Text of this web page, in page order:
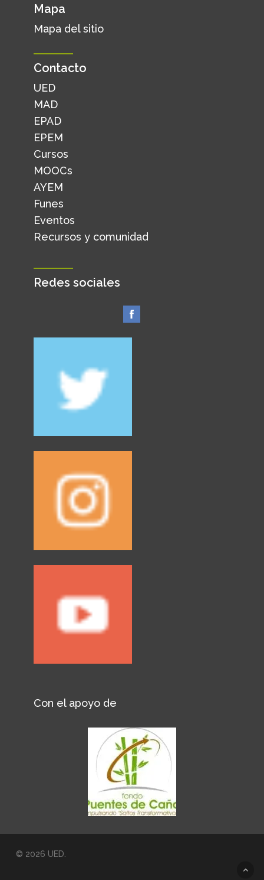
Mapa
Mapa del sitio
Contacto
UED
MAD
EPAD
EPEM
Cursos
MOOCs
AYEM
Funes
Eventos
Recursos y comunidad
Redes sociales
Con el apoyo de
© 2026 UED.